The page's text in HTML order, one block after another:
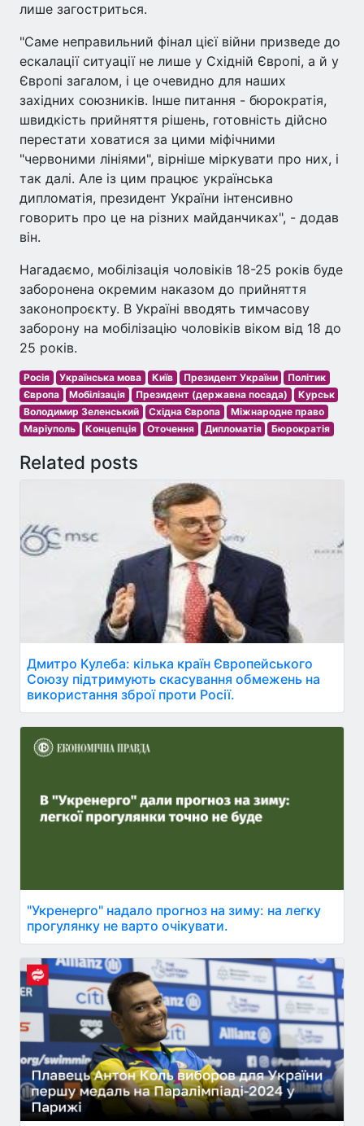
лише загостриться.
"Саме неправильний фінал цієї війни призведе до
ескалації ситуації не лише у Східній Європі, а й у
Європі загалом, і це очевидно для наших
західних союзників. Інше питання - бюрократія,
швидкість прийняття рішень, готовність дійсно
перестати ховатися за цими міфічними
"червоними лініями", вірніше міркувати про них, і
так далі. Але із цим працює українська
дипломатія, президент України інтенсивно
говорить про це на різних майданчиках", - додав
він.
Нагадаємо, мобілізація чоловіків 18-25 років буде
заборонена окремим наказом до прийняття
законопроєкту. В Україні вводять тимчасову
заборону на мобілізацію чоловіків віком від 18 до
25 років.
Росія Українська мова Київ Президент України
Політик
Європа
Мобілізація Президент (державна посада)
Курськ
Володимир Зеленський
Східна Європа
Міжнародне право
Маріуполь
Концепція Оточення Дипломатія Бюрократія
Related posts
Дмитро Кулеба: кілька країн Європейського
Союзу підтримують скасування обмежень на
використання зброї проти Росії.
"Укренерго" надало прогноз на зиму: на легку
прогулянку не варто очікувати.